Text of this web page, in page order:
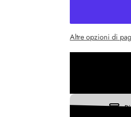
Altre opzioni di